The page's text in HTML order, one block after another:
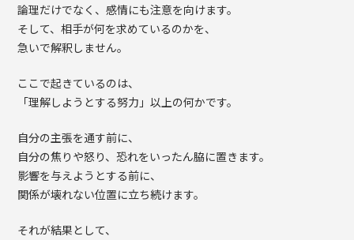
論理だけでなく、感情にも注意を向けます。
そして、相手が何を求めているのかを、
急いで解釈しません。
ここで起きているのは、
「理解しようとする努力」以上の何かです。
自分の主張を通す前に、
自分の焦りや怒り、恐れをいったん脇に置きます。
影響を与えようとする前に、
関係が壊れない位置に立ち続けます。
それが結果として、